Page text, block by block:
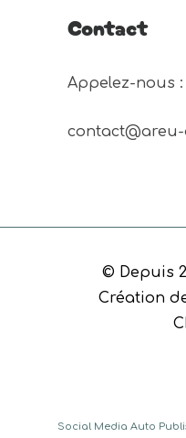
Contact
Appelez-nous :
© Depuis
Création
Social Media Auto